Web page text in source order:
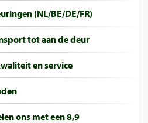
(NL/BE/DE/FR)
tot aan de deur
en service
ons met een 8,9